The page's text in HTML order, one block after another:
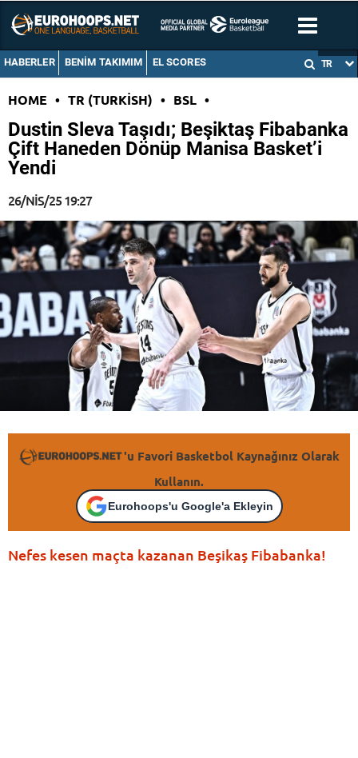
HABERLER BENIM TAKIMIM EL SCORES TR
HOME • TR (TURKISH) • BSL •
Dustin Sleva Taşıdı; Beşiktaş Fibabanka
Çift Haneden Dönüp Manisa Basket’i
Yendi
26/NIS/25 19:27
'u Favori Basketbol Kaynağınız Olarak
Kullanın.
Eurohoops'u Google'a Ekleyin
Nefes kesen maçta kazanan Beşikaş Fibabanka!